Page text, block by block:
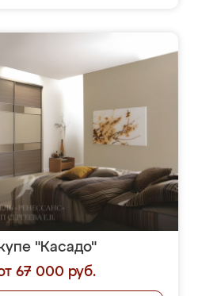
"Касадо"
67 000 руб.